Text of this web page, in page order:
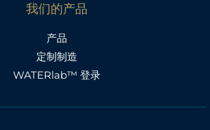
我们的产品
产品
定制制造
WATERlab™ 登录